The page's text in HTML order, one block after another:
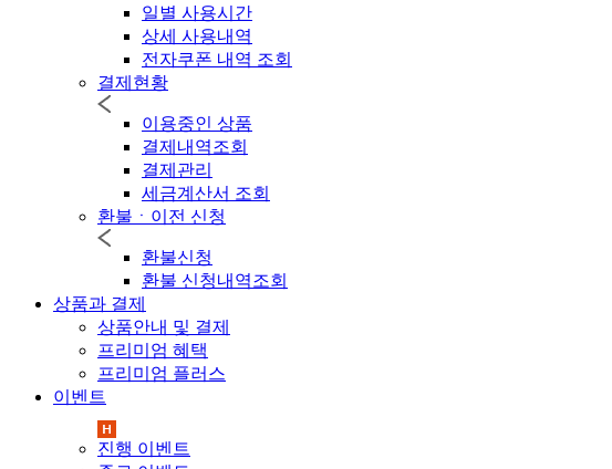
일별 사용시간
상세 사용내역
전자쿠폰 내역 조회
결제현황
이용중인 상품
결제내역조회
결제관리
세금계산서 조회
환불ㆍ이전 신청
환불신청
환불 신청내역조회
상품과 결제
상품안내 및 결제
프리미엄 혜택
프리미엄 플러스
이벤트
진행 이벤트